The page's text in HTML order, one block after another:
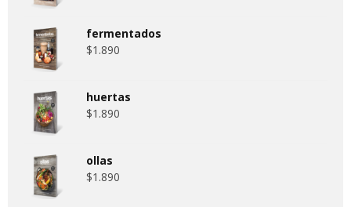
fermentados
$1.890
huertas
$1.890
ollas
$1.890